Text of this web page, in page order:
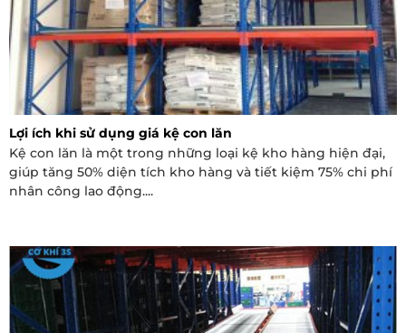
Lợi ích khi sử dụng giá kệ con lăn
Kệ con lăn là một trong những loại kệ kho hàng hiện đại,
giúp tăng 50% diện tích kho hàng và tiết kiệm 75% chi phí
nhân công lao động....